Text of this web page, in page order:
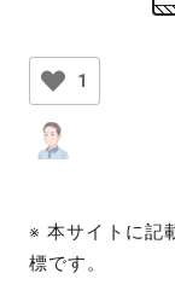
1
※ 本サイトに記
標です。